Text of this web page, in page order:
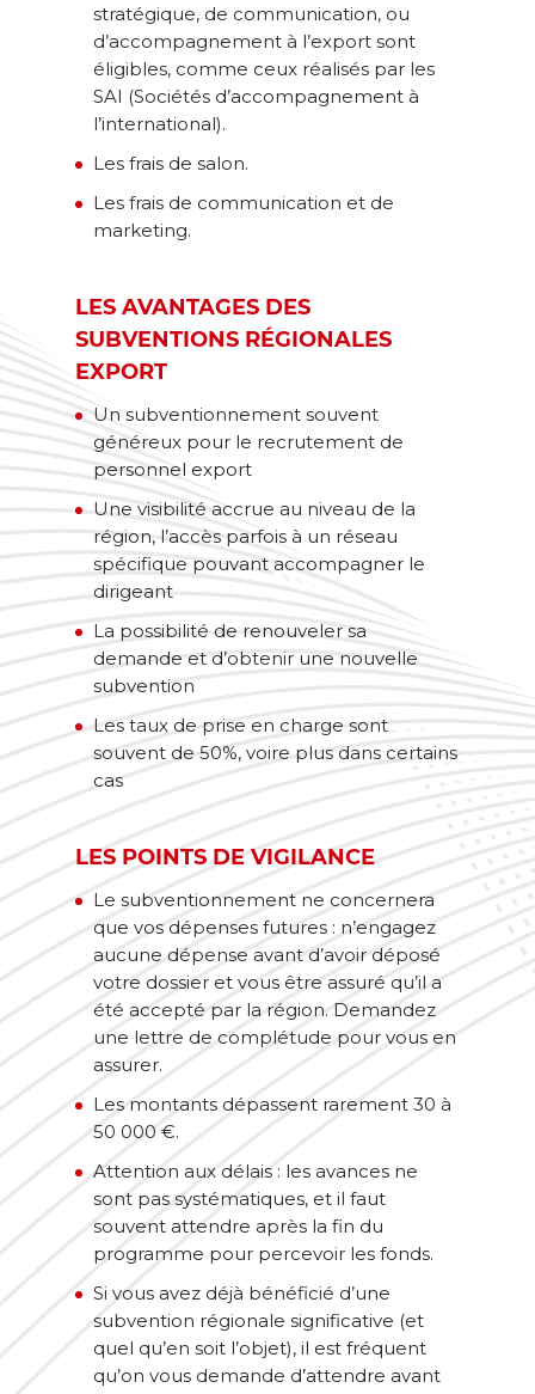
stratégique, de communication, ou
d’accompagnement à l’export sont
éligibles, comme ceux réalisés par les
SAI (Sociétés d’accompagnement à
l’international).
Les frais de salon.
Les frais de communication et de
marketing.
LES AVANTAGES DES
SUBVENTIONS RÉGIONALES
EXPORT
Un subventionnement souvent
généreux pour le recrutement de
personnel export
Une visibilité accrue au niveau de la
région, l’accès parfois à un réseau
spécifique pouvant accompagner le
dirigeant
La possibilité de renouveler sa
demande et d’obtenir une nouvelle
subvention
Les taux de prise en charge sont
souvent de 50%, voire plus dans certains
cas
LES POINTS DE VIGILANCE
Le subventionnement ne concernera
que vos dépenses futures : n’engagez
aucune dépense avant d’avoir déposé
votre dossier et vous être assuré qu’il a
été accepté par la région. Demandez
une lettre de complétude pour vous en
assurer.
Les montants dépassent rarement 30 à
50 000 €.
Attention aux délais : les avances ne
sont pas systématiques, et il faut
souvent attendre après la fin du
programme pour percevoir les fonds.
Si vous avez déjà bénéficié d’une
subvention régionale significative (et
quel qu’en soit l’objet), il est fréquent
qu’on vous demande d’attendre avant